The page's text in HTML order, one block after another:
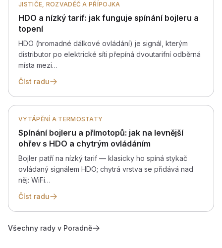
JISTIČE, ROZVADĚČ A PŘÍPOJKA
HDO a nízký tarif: jak funguje spínání bojleru a
topení
HDO (hromadné dálkové ovládání) je signál, kterým
distributor po elektrické síti přepíná dvoutarifní odběrná
místa mezi…
Číst radu
VYTÁPĚNÍ A TERMOSTATY
Spínání bojleru a přímotopů: jak na levnější
ohřev s HDO a chytrým ovládáním
Bojler patří na nízký tarif — klasicky ho spíná stykač
ovládaný signálem HDO; chytrá vrstva se přidává nad
něj: WiFi…
Číst radu
Všechny rady v Poradně